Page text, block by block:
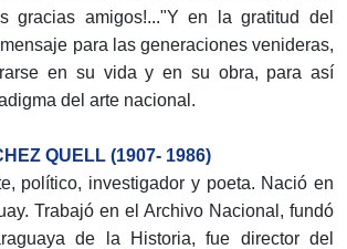
gracias amigos!..."Y en la gratitud del
para las generaciones venideras,
en su vida y en su obra, para así
del arte nacional.
QUELL (1907- 1986)
político, investigador y poeta. Nació en
Trabajó en el Archivo Nacional, fundó
de la Historia, fue director del